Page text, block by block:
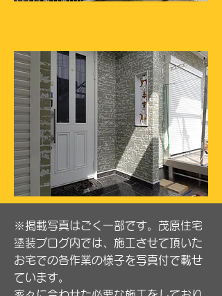
※掲載写真はごく一部です。茂原住宅
塗装ブログ内では、施工させて頂いた
お宅での各作業の様子を写真付で載せ
ています。